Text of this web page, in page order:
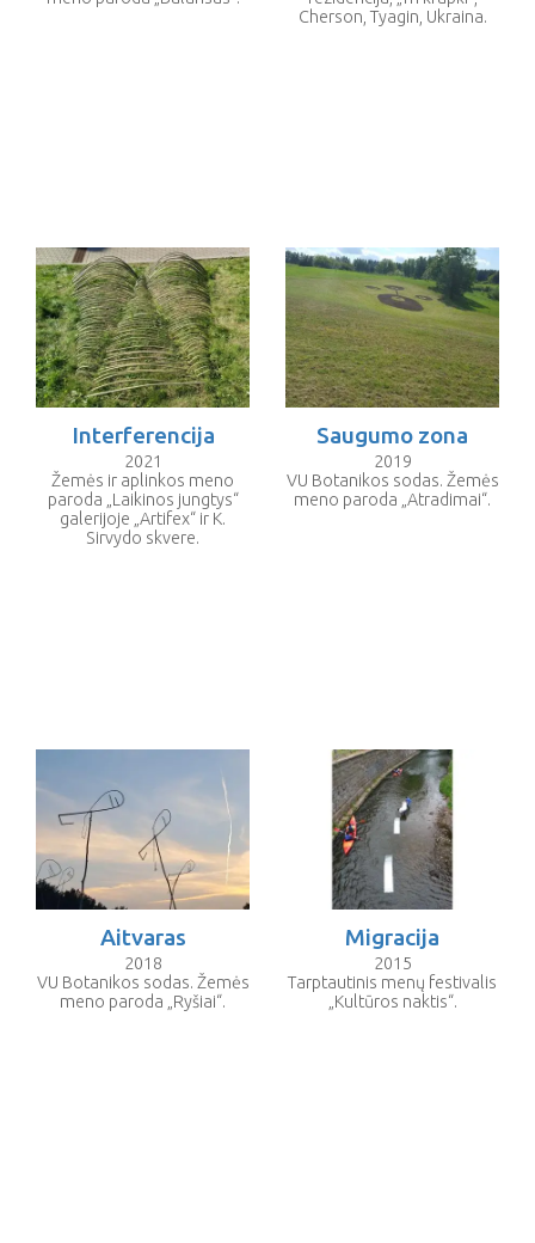
Cherson, Tyagin, Ukraina.
Interferencija
2021
Žemės ir aplinkos meno
paroda „Laikinos jungtys“
galerijoje „Artifex“ ir K.
Sirvydo skvere.
Saugumo zona
2019
VU Botanikos sodas. Žemės
meno paroda „Atradimai“.
Aitvaras
2018
VU Botanikos sodas. Žemės
meno paroda „Ryšiai“.
Migracija
2015
Tarptautinis menų festivalis
„Kultūros naktis“.